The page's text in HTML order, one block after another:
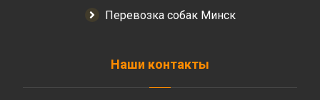
Перевозка собак Минск
Наши контакты